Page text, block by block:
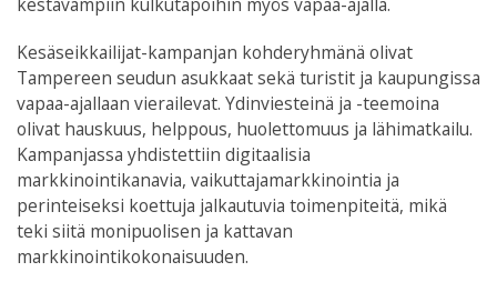
Kesäseikkailijat-kampanjan kohderyhmänä olivat
Tampereen seudun asukkaat sekä turistit ja kaupungissa
vapaa-ajallaan vierailevat. Ydinviesteinä ja -teemoina
olivat hauskuus, helppous, huolettomuus ja lähimatkailu.
Kampanjassa yhdistettiin digitaalisia
markkinointikanavia, vaikuttajamarkkinointia ja
perinteiseksi koettuja jalkautuvia toimenpiteitä, mikä
teki siitä monipuolisen ja kattavan
markkinointikokonaisuuden.